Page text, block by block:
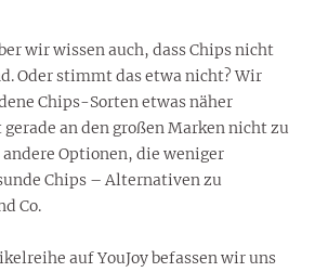
wir wissen auch, dass Chips nicht
Oder stimmt das etwa nicht? Wir
Chips-Sorten etwas näher
gerade an den großen Marken nicht zu
Optionen, die weniger
Chips – Alternativen zu
Co.
auf YouJoy befassen wir uns